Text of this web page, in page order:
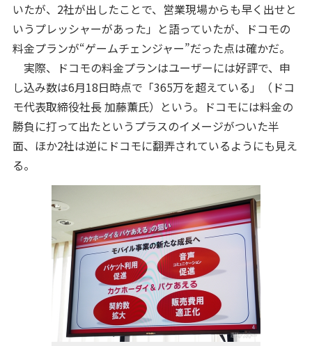
いたが、2社が出したことで、営業現場からも早く出せと
いうプレッシャーがあった」と語っていたが、ドコモの
料金プランが“ゲームチェンジャー”だった点は確かだ。
実際、ドコモの料金プランはユーザーには好評で、申
し込み数は6月18日時点で「365万を超えている」（ドコ
モ代表取締役社長 加藤薫氏）という。ドコモには料金の
勝負に打って出たというプラスのイメージがついた半
面、ほか2社は逆にドコモに翻弄されているようにも見え
る。